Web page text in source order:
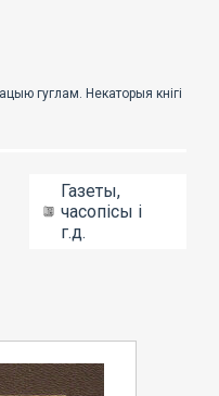
Газеты,
часопісы і
г.д.